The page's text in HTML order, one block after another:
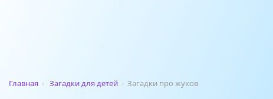
Главная › Загадки для детей › Загадки про жуков